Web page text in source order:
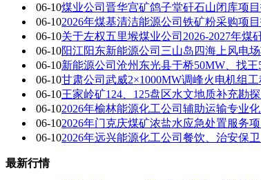
06-10煤业公司晋华宫矿鸽子堂矸石山闭库项
06-102026年煤基清洁能源公司铁矿粉采购项
06-10关于左权五里堠煤业公司2026-2027年煤
06-10阳江阳东新能源公司三山岛四海上风电
06-10新能源公司沧州东光县于桥50MW、找
06-10甘肃公司武威2×1000MW调峰火电机组
06-10王家岭矿124、125盘区水文地质补充勘
06-102026年榆林能源化工公司辅助运输专业
06-102026年门克庆煤矿浓盐水应急处置服务
06-102026年远兴能源化工公司餐饮、治安保
最新行情